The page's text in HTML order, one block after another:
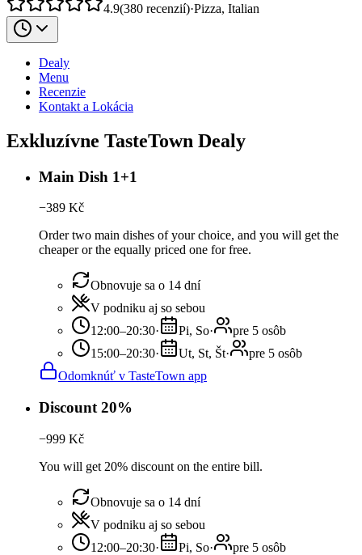
4.9(380 recenzií)·Pizza, Italian
Dealy
Menu
Recenzie
Kontakt a Lokácia
Exkluzívne TasteTown Dealy
Main Dish 1+1
−389 Kč
Order two main dishes of your choice, and you will get the
cheaper or the equally priced one for free.
Obnovuje sa o 14 dní
V podniku aj so sebou
12:00–20:30· Pi, So·
pre 5 osôb
15:00–20:30· Ut, St, Št·
pre 5 osôb
Odomknúť v TasteTown app
Discount 20%
−999 Kč
You will get 20% discount on the entire bill.
Obnovuje sa o 14 dní
V podniku aj so sebou
12:00–20:30· Pi, So·
pre 5 osôb